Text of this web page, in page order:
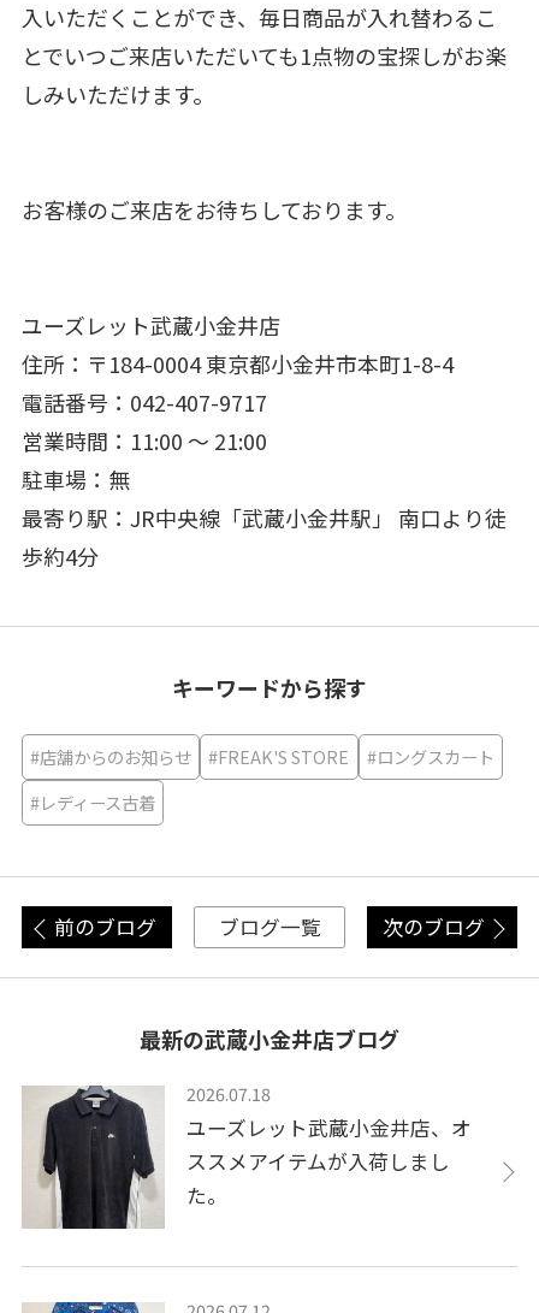
入いただくことができ、毎日商品が入れ替わるこ
とでいつご来店いただいても1点物の宝探しがお楽
しみいただけます。
お客様のご来店をお待ちしております。
ユーズレット武蔵小金井店
住所：〒184-0004 東京都小金井市本町1-8-4
電話番号：042-407-9717
営業時間：11:00 ～ 21:00
駐車場：無
最寄り駅：JR中央線「武蔵小金井駅」 南口より徒
歩約4分
キーワードから探す
#店舗からのお知らせ #FREAK'S STORE
#ロングスカート
#レディース古着
前のブログ ブログ一覧 次のブログ
最新の武蔵小金井店ブログ
2026.07.18
ユーズレット武蔵小金井店、オ
ススメアイテムが入荷しまし
た。